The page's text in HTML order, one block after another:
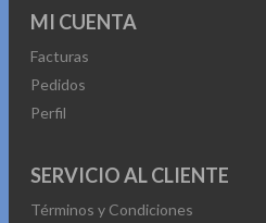
MI CUENTA
Facturas
Pedidos
Perfil
SERVICIO AL CLIENTE
Términos y Condiciones